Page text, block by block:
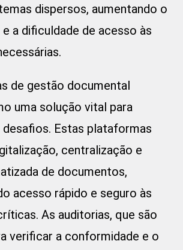
dispersos, aumentando o
a dificuldade de acesso às
de gestão documental
uma solução vital para
desafios. Estas plataformas
centralização e
de documentos,
acesso rápido e seguro às
As auditorias, que são
verificar a conformidade e o